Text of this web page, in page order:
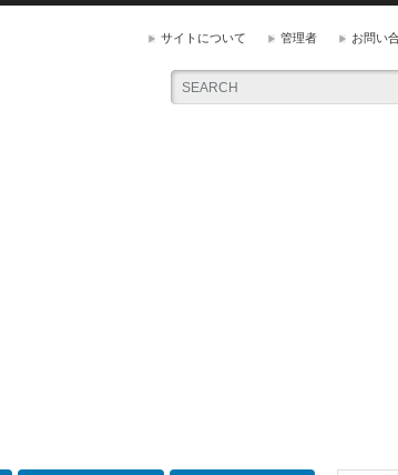
サイトについて 管理者 お問い